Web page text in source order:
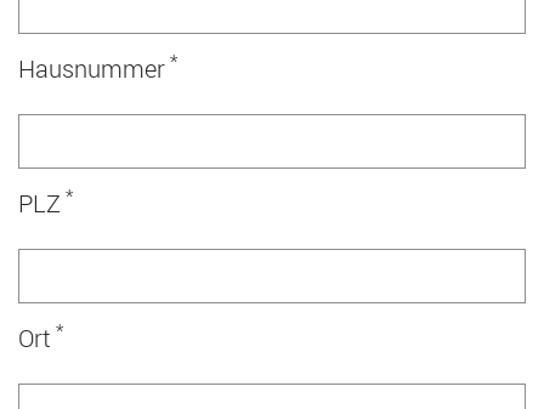
Hausnummer *
PLZ *
Ort *